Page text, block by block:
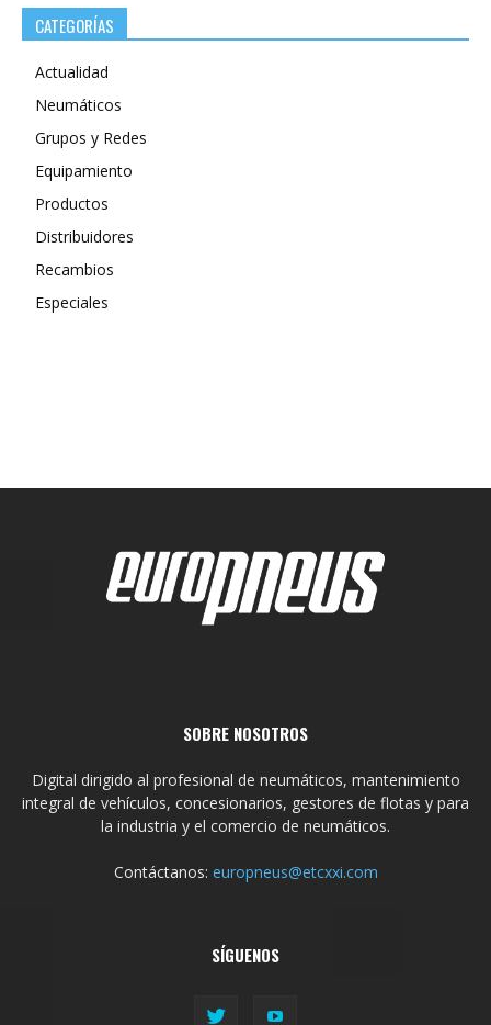
CATEGORÍAS
Actualidad
Neumáticos
Grupos y Redes
Equipamiento
Productos
Distribuidores
Recambios
Especiales
SOBRE NOSOTROS
Digital dirigido al profesional de neumáticos, mantenimiento
integral de vehículos, concesionarios, gestores de flotas y para
la industria y el comercio de neumáticos.
Contáctanos: europneus@etcxxi.com
SÍGUENOS